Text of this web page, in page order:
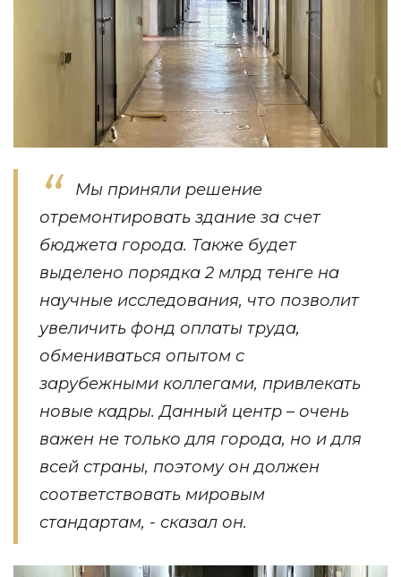
Мы приняли решение
отремонтировать здание за счет
бюджета города. Также будет
выделено порядка 2 млрд тенге на
научные исследования, что позволит
увеличить фонд оплаты труда,
обмениваться опытом с
зарубежными коллегами, привлекать
новые кадры. Данный центр – очень
важен не только для города, но и для
всей страны, поэтому он должен
соответствовать мировым
стандартам, - сказал он.